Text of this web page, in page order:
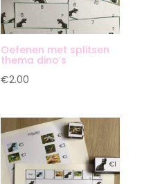
Oefenen met splitsen
thema dino’s
€2.00